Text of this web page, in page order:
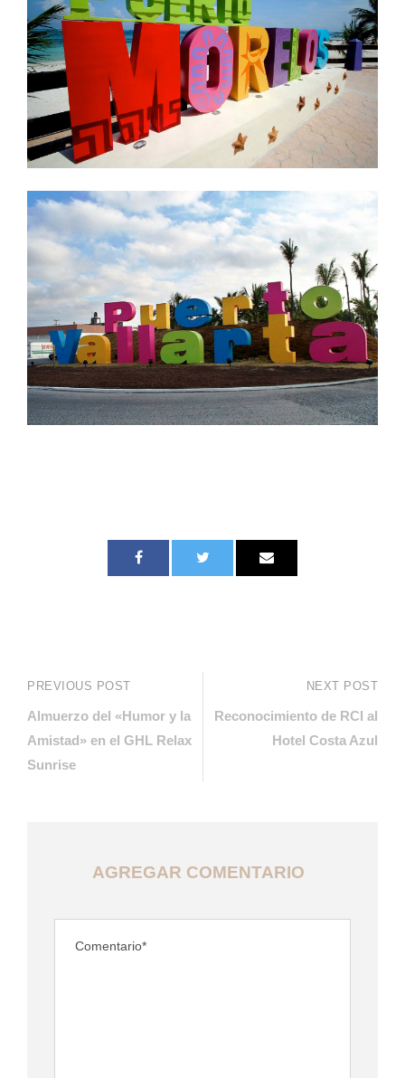
PREVIOUS POST
Almuerzo del «Humor y la
Amistad» en el GHL Relax
Sunrise
NEXT POST
Reconocimiento de RCI al
Hotel Costa Azul
AGREGAR COMENTARIO